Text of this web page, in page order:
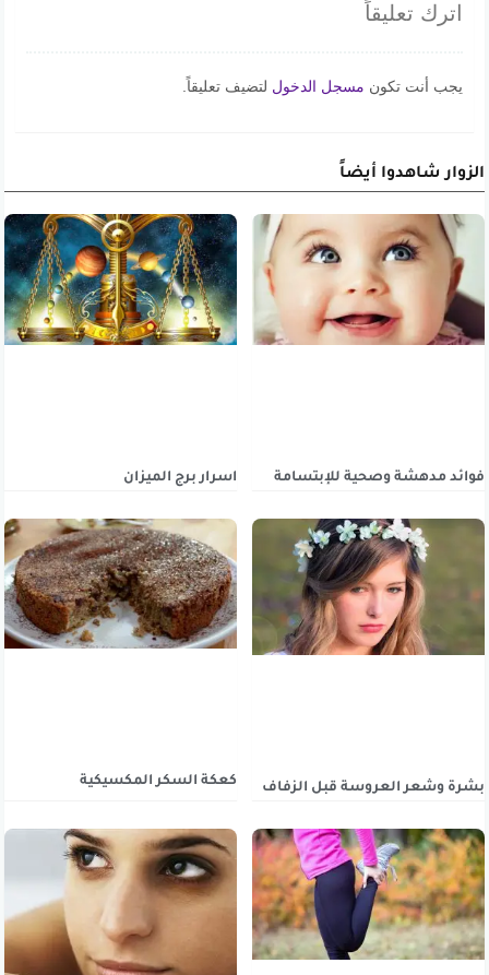
اترك تعليقاً
يجب أنت تكون مسجل الدخول لتضيف تعليقاً.
الزوار شاهدوا أيضاً
فوائد مدهشة وصحية للإبتسامة اسرار برج الميزان
بشرة وشعر العروسة قبل الزفاف كعكة السكر المكسيكية